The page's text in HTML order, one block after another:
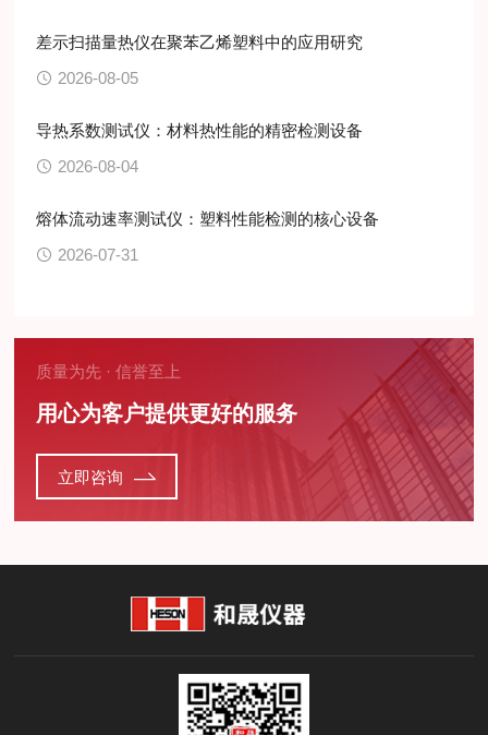
差示扫描量热仪在聚苯乙烯塑料中的应用研究
2026-08-05
导热系数测试仪：材料热性能的精密检测设备
2026-08-04
熔体流动速率测试仪：塑料性能检测的核心设备
2026-07-31
质量为先 · 信誉至上
用心为客户提供更好的服务
立即咨询